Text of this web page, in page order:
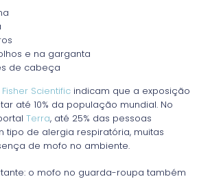
e na garganta
de cabeça
Scientific indicam que a exposição
até 10% da população mundial. No
Terra, até 25% das pessoas
tipo de alergia respiratória, muitas
de mofo no ambiente.
o mofo no guarda-roupa também